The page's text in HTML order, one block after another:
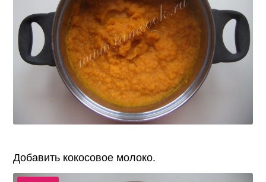
Добавить кокосовое молоко.